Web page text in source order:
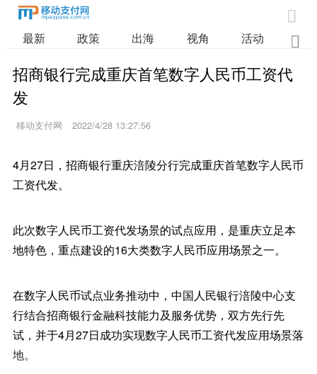

最新 政策 出海 视角 活动 业

招商银行完成重庆首笔数字人民币工资代
发
移动支付网 2022/4/28 13:27:56
4月27日，招商银行重庆涪陵分行完成重庆首笔数字人民币
工资代发。
此次数字人民币工资代发场景的试点应用，是重庆立足本
地特色，重点建设的16大类数字人民币应用场景之一。
在数字人民币试点业务推动中，中国人民银行涪陵中心支
行结合招商银行金融科技能力及服务优势，双方先行先
试，并于4月27日成功实现数字人民币工资代发应用场景落
地。